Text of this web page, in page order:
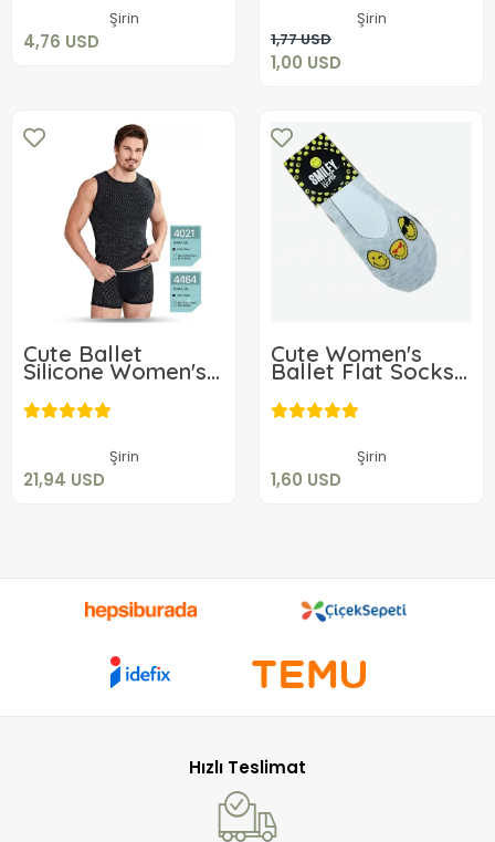
Şirin
4,76 USD
Şirin
1,77 USD
1,00 USD
Add to cart
Cute Ballet
Silicone Women's
Socks 4021
Şirin
21,94 USD
21,94 USD
Cute Women's
Ballet Flat Socks
41693 1 Piece
Şirin
1,60 USD
1,60 USD
Hızlı Teslimat